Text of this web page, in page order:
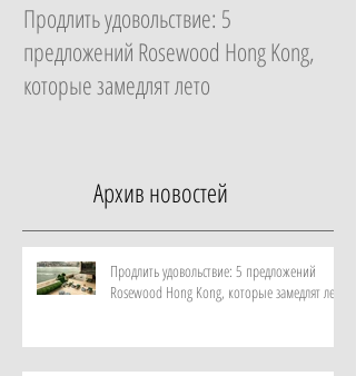
Продлить удовольствие: 5
предложений Rosewood Hong Kong,
которые замедлят лето
Архив новостей
Продлить удовольствие: 5 предложений
Rosewood Hong Kong, которые замедлят лето